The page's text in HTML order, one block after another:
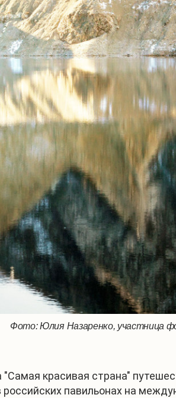
Фото: Юлия Назаренко, участница
"Самая красивая страна"
павильонах на